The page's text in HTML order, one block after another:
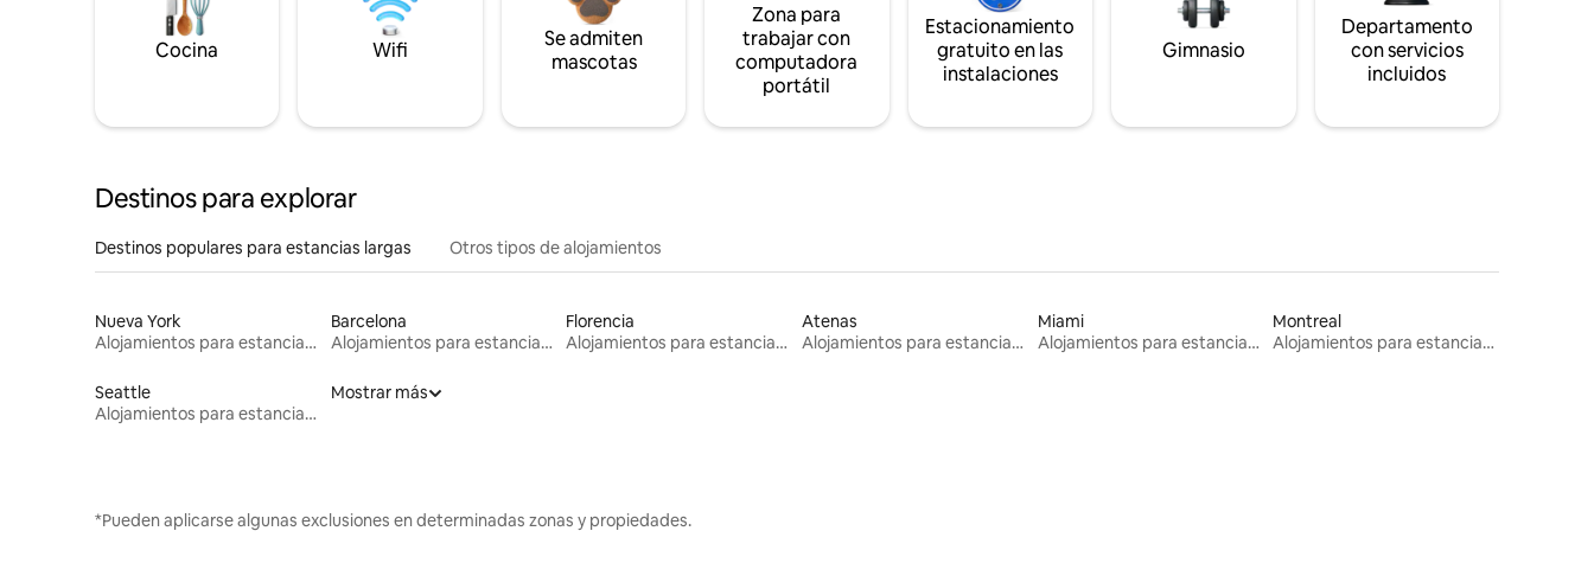
Cocina Wifi
Se admiten
mascotas
Zona para
trabajar con
computadora
portátil
Estacionamiento
gratuito en las
instalaciones
Gimnasio
Departamento
con servicios
incluidos
Destinos para explorar
Destinos populares para estancias largas Otros tipos de alojamientos
Nueva York
Alojamientos para estancias largas
Barcelona
Alojamientos para estancias largas
Florencia
Alojamientos para estancias largas
Atenas
Alojamientos para estancias largas
Miami
Alojamientos para estancias largas
Montreal
Alojamientos para estancias largas
Seattle
Alojamientos para estancias largas
Mostrar más
*Pueden aplicarse algunas exclusiones en determinadas zonas y propiedades.